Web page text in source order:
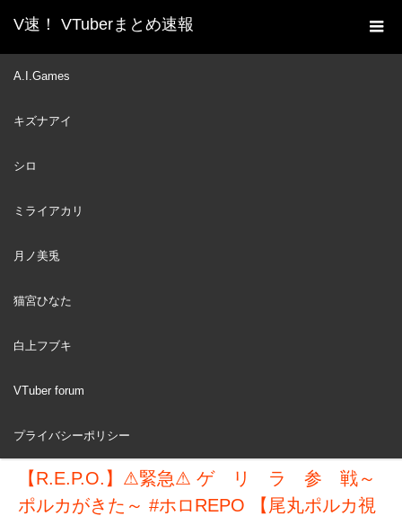
V速！ VTuberまとめ速報
A.I.Games
キズナアイ
シロ
ミライアカリ
月ノ美兎
猫宮ひなた
白上フブキ
VTuber forum
プライバシーポリシー
ホーム
新着動画一覧
点/ホロライブ】
JUN
【R.E.P.O.】⚠緊急⚠ ゲ リ ラ 参 戦～
ポルカがきた～ #ホロREPO 【尾丸ポルカ視